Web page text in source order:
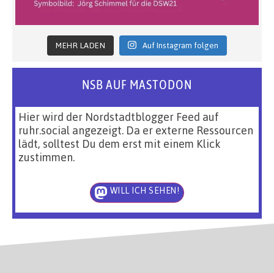
MEHR LADEN Auf Instagram folgen
NSB AUF MASTODON
Hier wird der Nordstadtblogger Feed auf
ruhr.social angezeigt. Da er externe Ressourcen
lädt, solltest Du dem erst mit einem Klick
zustimmen.
WILL ICH SEHEN!